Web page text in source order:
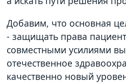
Добавим, что основная
- защищать права
совместными усилиями
отечественное
качественно новый